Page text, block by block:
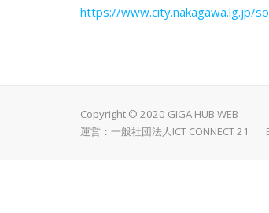
https://www.city.nakagawa.lg.jp/
Copyright © 2020 GIGA HUB WEB
運営：一般社団法人ICT CONNECT 21